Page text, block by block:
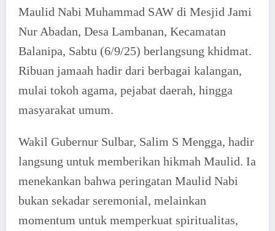
Maulid Nabi Muhammad SAW di Mesjid Jami
Nur Abadan, Desa Lambanan, Kecamatan
Balanipa, Sabtu (6/9/25) berlangsung khidmat.
Ribuan jamaah hadir dari berbagai kalangan,
mulai tokoh agama, pejabat daerah, hingga
masyarakat umum.
Wakil Gubernur Sulbar, Salim S Mengga, hadir
langsung untuk memberikan hikmah Maulid. Ia
menekankan bahwa peringatan Maulid Nabi
bukan sekadar seremonial, melainkan
momentum untuk memperkuat spiritualitas,